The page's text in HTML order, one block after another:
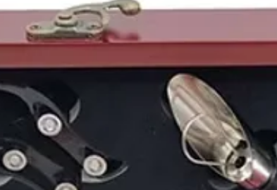
apertura del país.
se
El deporte y la cultura popular:
En el terreno deportivo,
Madrid, que se proclamó
también la Copa de Europa
,
que quedó grabado en la historia
En la cultura y el
una época de cambios,